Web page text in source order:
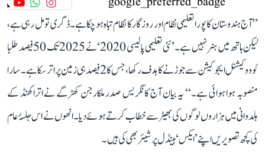
’’آج ہندوستان کا پورا تعلیمی نظام اور روزگار کا نظام تباہ ہو چکا ہے۔ ڈگری تو مل رہی ہے،
لیکن ہاتھ میں ہنر نہیں ہے۔ ’نئی تعلیمی پالیسی 2020‘ نے 2025 تک 50 فیصد طلبا
کو ووکیشنل ایجوکیشن سے جوڑنے کا ہدف رکھا، جس کا 2 فیصد ہی زمین پر اتر سکا ہے۔ سارا
منصوبہ ہوا ہوائی ہے۔‘‘ یہ بیان آج کانگریس صدر ملکارجن کھڑگے نے اتراکھنڈ کے
ہلدوانی میں ہزاروں لوگوں کی بھیڑ سے خطاب کرتے ہوئے دیا۔ انھوں نے اس جلسۂ عام
کی کچھ تصویریں اپنے ’ایکس‘ ہینڈل پر شیئر بھی کی ہیں۔